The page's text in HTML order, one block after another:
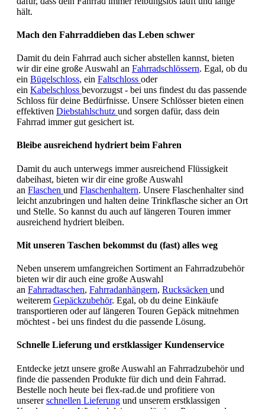
hält.
Mach den Fahrraddieben das Leben schwer
Damit du dein Fahrrad auch sicher abstellen kannst, bieten
wir dir eine große Auswahl an Fahrradschlössern. Egal, ob du
ein Bügelschloss, ein Faltschloss oder
ein Kabelschloss bevorzugst - bei uns findest du das passende
Schloss für deine Bedürfnisse. Unsere Schlösser bieten einen
effektiven Diebstahlschutz und sorgen dafür, dass dein
Fahrrad immer gut gesichert ist.
Bleibe ausreichend hydriert beim Fahren
Damit du auch unterwegs immer ausreichend Flüssigkeit
dabeihast, bieten wir dir eine große Auswahl
an Flaschen und Flaschenhaltern. Unsere Flaschenhalter sind
leicht anzubringen und halten deine Trinkflasche sicher an Ort
und Stelle. So kannst du auch auf längeren Touren immer
ausreichend hydriert bleiben.
Mit unseren Taschen bekommst du (fast) alles weg
Neben unserem umfangreichen Sortiment an Fahrradzubehör
bieten wir dir auch eine große Auswahl
an Fahrradtaschen, Fahrradanhängern, Rucksäcken und
weiterem Gepäckzubehör. Egal, ob du deine Einkäufe
transportieren oder auf längeren Touren Gepäck mitnehmen
möchtest - bei uns findest du die passende Lösung.
Schnelle Lieferung und erstklassiger Kundenservice
Entdecke jetzt unsere große Auswahl an Fahrradzubehör und
finde die passenden Produkte für dich und dein Fahrrad.
Bestelle noch heute bei flex-rad.de und profitiere von
unsererschnellen Lieferung und unserem erstklassigen